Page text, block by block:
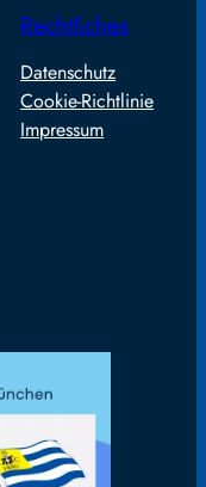
Rechtliches
Datenschutz
Cookie-Richtlinie
Impressum